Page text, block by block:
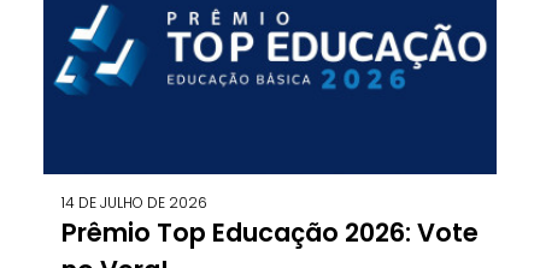
14 DE JULHO DE 2026
Prêmio Top Educação 2026: Vote